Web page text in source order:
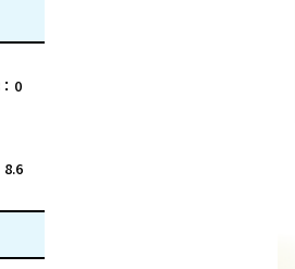
0
8.6